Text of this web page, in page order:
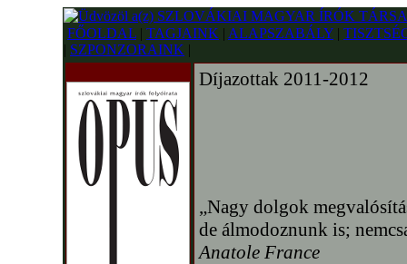
FŐOLDAL | TAGJAINK | ALAPSZABÁLY |
| SZPONZORAINK |
Díjazottak 2011-2012
„Nagy dolgok
de álmodoznunk is;
Anatole France